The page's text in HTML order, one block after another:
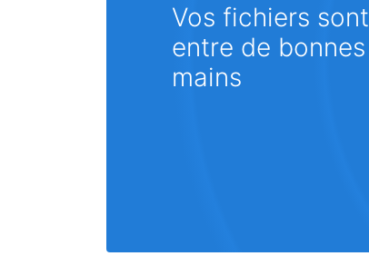
Vos fichiers sont
entre de bonnes
mains